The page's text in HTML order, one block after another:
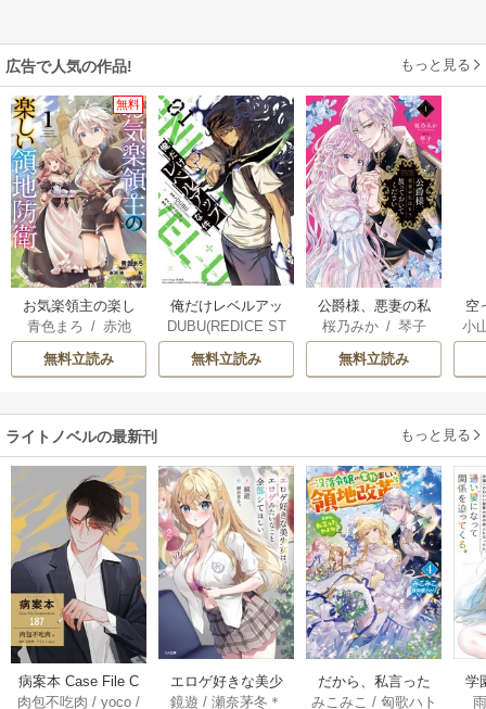
広告で人気の作品! もっと見る
無料
お気楽領主の楽し
い領地防衛
青色まろ / 赤池
宗/転
無料立読み
俺だけレベルアッ
プな件
DUBU(REDICE ST
UDIO)
/ Chugong
h-goon
無料立読み
公爵様、悪妻の私
はもう放っておい
てください
桜乃みか/ 琴子
無料立読み
空
小
ライトノベルの最新刊 もっと見る
病案本 Case File C
ompendium［分冊
肉包不吃肉 /yoco /
エロゲ好きな美少
女は、エロゲみた
鏡遊 /瀬奈茅冬＊
だから、私言った
わよね？ ～没落令
みこみこ / 匈歌ハト
学